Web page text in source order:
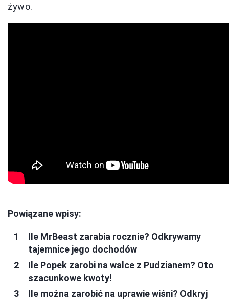
żywo.
Powiązane wpisy:
Ile MrBeast zarabia rocznie? Odkrywamy
tajemnice jego dochodów
Ile Popek zarobi na walce z Pudzianem? Oto
szacunkowe kwoty!
Ile można zarobić na uprawie wiśni? Odkryj